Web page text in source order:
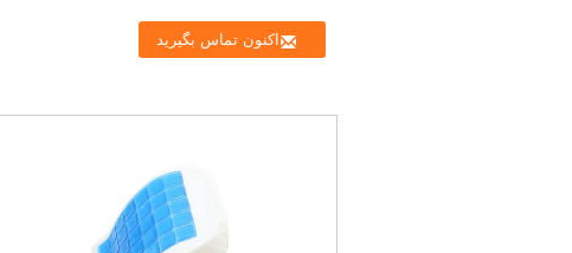
اکنون تماس بگیرید